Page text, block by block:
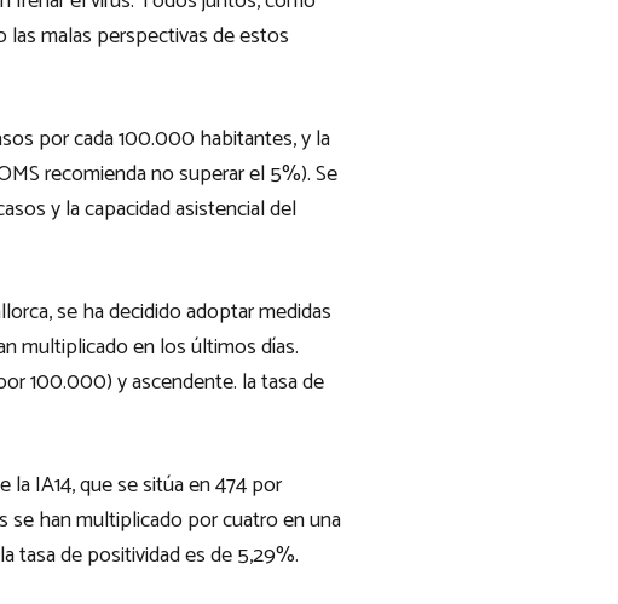
malas perspectivas de estos
por cada 100.000 habitantes, y la
recomienda no superar el 5%). Se
y la capacidad asistencial del
se ha decidido adoptar medidas
multiplicado en los últimos días.
100.000) y ascendente. la tasa de
IA14, que se sitúa en 474 por
se han multiplicado por cuatro en una
tasa de positividad es de 5,29%.